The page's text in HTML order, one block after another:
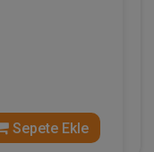
Sepete Ekle